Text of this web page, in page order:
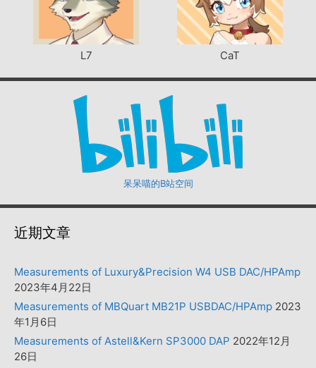
L7 CaT
呆呆喵的B站空间
近期文章
Measurements of Luxury&Precision W4 USB DAC/HPAmp
2023年4月22日
Measurements of MBQuart MB21P USBDAC/HPAmp 2023
年1月6日
Measurements of Astell&Kern SP3000 DAP 2022年12月
26日